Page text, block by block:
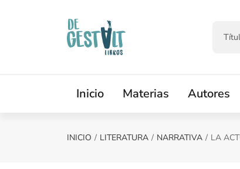
Inicio Materias Autores
INICIO LITERATURA NARRATIVA LA